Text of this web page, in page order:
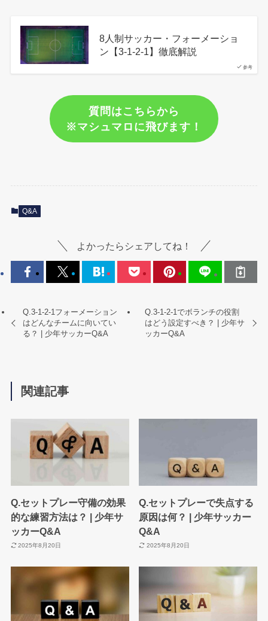
参考
8人制サッカー・フォーメーショ
ン【3-1-2-1】徹底解説
質問はこちらから
※マシュマロに飛びます！
Q&A
よかったらシェアしてね！
Q.3-1-2-1フォーメーション
はどんなチームに向いてい
る？ | 少年サッカーQ&A
Q.3-1-2-1でボランチの役割
はどう設定すべき？ | 少年サ
ッカーQ&A
関連記事
Q.セットプレー守備の効果
的な練習方法は？ | 少年サ
ッカーQ&A
2025年8月20日
Q.セットプレーで失点する
原因は何？ | 少年サッカー
Q&A
2025年8月20日